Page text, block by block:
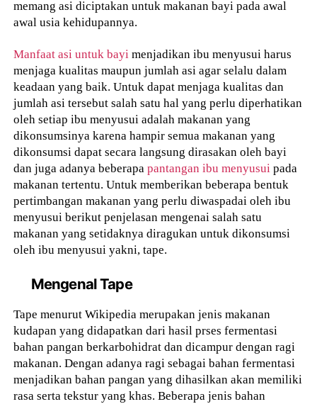
memang asi diciptakan untuk makanan bayi pada awal
awal usia kehidupannya.
Manfaat asi untuk bayi menjadikan ibu menyusui harus
menjaga kualitas maupun jumlah asi agar selalu dalam
keadaan yang baik. Untuk dapat menjaga kualitas dan
jumlah asi tersebut salah satu hal yang perlu diperhatikan
oleh setiap ibu menyusui adalah makanan yang
dikonsumsinya karena hampir semua makanan yang
dikonsumsi dapat secara langsung dirasakan oleh bayi
dan juga adanya beberapapantangan ibu menyusui pada
makanan tertentu. Untuk memberikan beberapa bentuk
pertimbangan makanan yang perlu diwaspadai oleh ibu
menyusui berikut penjelasan mengenai salah satu
makanan yang setidaknya diragukan untuk dikonsumsi
oleh ibu menyusui yakni, tape.
Mengenal Tape
Tape menurut Wikipedia merupakan jenis makanan
kudapan yang didapatkan dari hasil prses fermentasi
bahan pangan berkarbohidrat dan dicampur dengan ragi
makanan. Dengan adanya ragi sebagai bahan fermentasi
menjadikan bahan pangan yang dihasilkan akan memiliki
rasa serta tekstur yang khas. Beberapa jenis bahan